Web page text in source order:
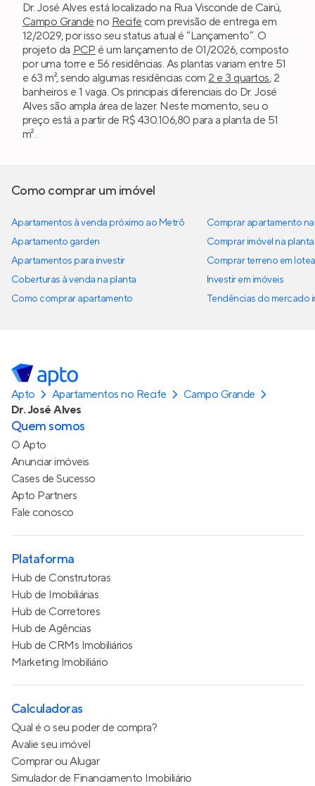
Dr. José Alves está localizado na Rua Visconde de Cairú,
Campo Grande no Recife com previsão de entrega em
12/2029, por isso seu status atual é “Lançamento”. O
projeto da PCP é um lançamento de 01/2026, composto
por uma torre e 56 residências. As plantas variam entre 51
e 63 m², sendo algumas residências com 2 e 3 quartos, 2
banheiros e 1 vaga. Os principais diferenciais do Dr. José
Alves são ampla área de lazer. Neste momento, seu o
preço está a partir de R$ 430.106,80 para a planta de 51
m².
Como comprar um imóvel
Apartamentos à venda próximo ao Metrô
Apartamento garden
Apartamentos para investir
Coberturas à venda na planta
Como comprar apartamento
Comprar apartamento
Comprar imóvel na planta
Comprar terreno em
Investir em imóveis
Tendências do mercado
Apto Apartamentos no Recife
Campo Grande
Dr. José Alves
Quem somos
O Apto
Anunciar imóveis
Cases de Sucesso
Apto Partners
Fale conosco
Plataforma
Hub de Construtoras
Hub de Imobiliárias
Hub de Corretores
Hub de Agências
Hub de CRMs Imobiliários
Marketing Imobiliário
Calculadoras
Qual é o seu poder de compra?
Avalie seu imóvel
Comprar ou Alugar
Simulador de Financiamento Imobiliário